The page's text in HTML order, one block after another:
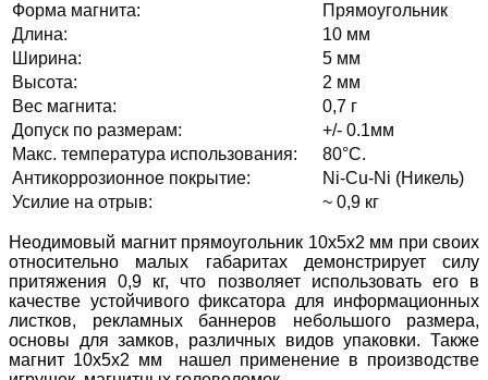
Форма магнита:
Прямоугольник
Длина:
10 мм
Ширина:
5 мм
Высота:
2 мм
Вес магнита:
0,7 г
Допуск по размерам:
+/- 0.1мм
Макс. температура использования:
80°C.
Антикоррозионное покрытие:
Ni-Cu-Ni (Никель)
Усилие на отрыв:
~ 0,9 кг
Неодимовый магнит прямоугольник 10х5х2 мм при своих
относительно малых габаритах демонстрирует силу
притяжения 0,9 кг, что позволяет использовать его в
качестве устойчивого фиксатора для информационных
листков, рекламных баннеров небольшого размера,
основы для замков, различных видов упаковки. Также
магнит 10х5х2 мм нашел применение в производстве